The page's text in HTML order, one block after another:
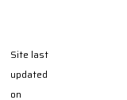
Site last
updated
on